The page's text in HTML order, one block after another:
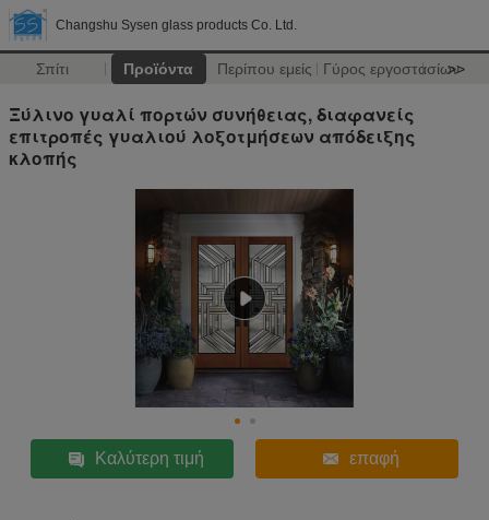
Changshu Sysen glass products Co. Ltd.
Σπίτι Προϊόντα Περίπου εμείς Γύρος εργοστασίων
>>
Ξύλινο γυαλί πορτών συνήθειας, διαφανείς
επιτροπές γυαλιού λοξοτμήσεων απόδειξης
κλοπής
Καλύτερη τιμή επαφή